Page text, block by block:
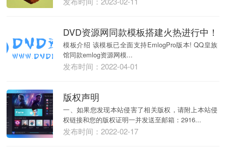
DVD资源网同款模板搭建火热进行中！
模板介绍 该模板已全面支持EmlogPro版本! QQ皇族
馆同款emlog资源网模...
发布时间：2022-04-01
版权声明
一、如果您发现本站侵害了相关版权，请附上本站侵
权链接和您的版权证明一并发送至邮箱：2916...
发布时间：2022-02-17